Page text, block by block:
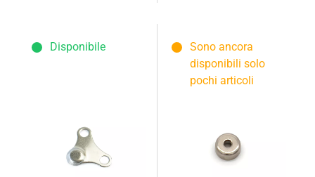
Disponibile
Sono ancora
disponibili solo
pochi articoli